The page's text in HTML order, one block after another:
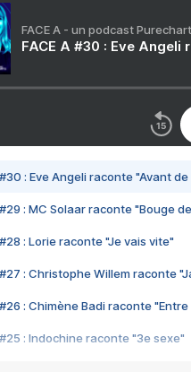
FACE A - un podcast
FACE A #30 : Eve
#30 : Eve Angeli raconte "Avant
#29 : MC Solaar raconte "Bouge
#28 : Lorie raconte "Je vais vite"
#27 : Christophe Willem raconte
#26 : Chimène Badi raconte
#25 : Indochine raconte "3e sexe"